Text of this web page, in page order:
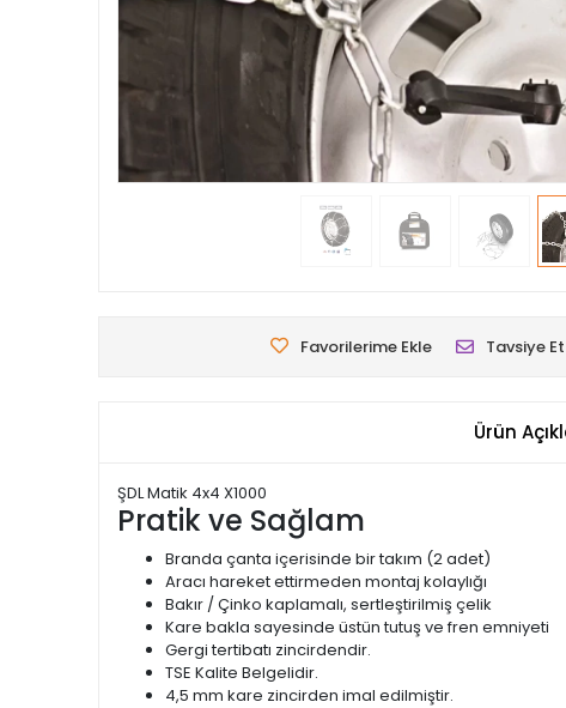
Favorilerime Ekle Tavsiye Et
Ürün
ŞDL Matik 4x4 X1000
Pratik ve Sağlam
Branda çanta içerisinde bir takım (2 adet)
Aracı hareket ettirmeden montaj kolaylığı
Bakır / Çinko kaplamalı, sertleştirilmiş çelik
Kare bakla sayesinde üstün tutuş ve fren emniyeti
Gergi tertibatı zincirdendir.
TSE Kalite Belgelidir.
4,5 mm kare zincirden imal edilmiştir.